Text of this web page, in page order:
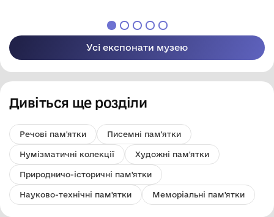
Усі експонати музею
Дивіться ще розділи
Речові пам'ятки Писемні пам'ятки
Нумізматичні колекції Художні пам'ятки
Природничо-історичні пам'ятки
Науково-технічні пам'ятки Меморіальні пам'ятки